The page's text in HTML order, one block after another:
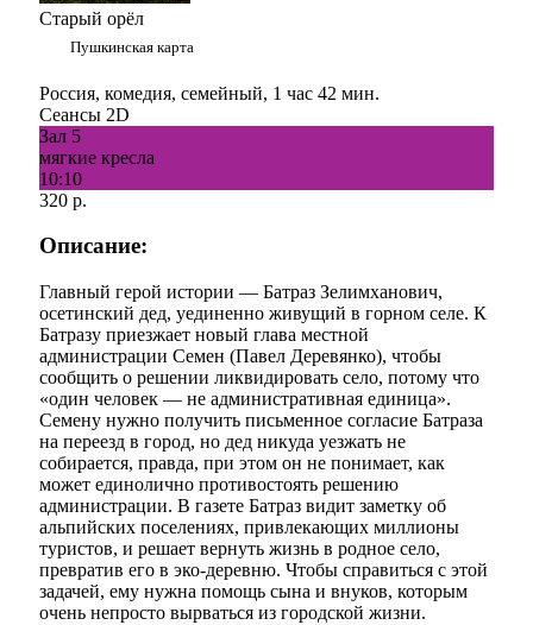
Старый орёл
Пушкинская карта
Россия, комедия, семейный, 1 час 42 мин.
Сеансы 2D
Зал 5
мягкие кресла
10:10
320 р.
Описание:
Главный герой истории — Батраз Зелимханович,
осетинский дед, уединенно живущий в горном селе. К
Батразу приезжает новый глава местной
администрации Семен (Павел Деревянко), чтобы
сообщить о решении ликвидировать село, потому что
«один человек — не административная единица».
Семену нужно получить письменное согласие Батраза
на переезд в город, но дед никуда уезжать не
собирается, правда, при этом он не понимает, как
может единолично противостоять решению
администрации. В газете Батраз видит заметку об
альпийских поселениях, привлекающих миллионы
туристов, и решает вернуть жизнь в родное село,
превратив его в эко-деревню. Чтобы справиться с этой
задачей, ему нужна помощь сына и внуков, которым
очень непросто вырваться из городской жизни.